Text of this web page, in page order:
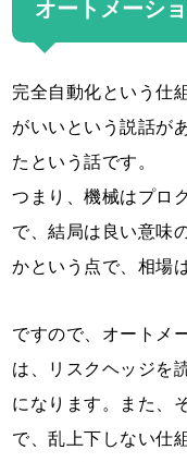
オートメーシ
完全自動化という仕
がいいという説話が
たという話です。
つまり、機械はプロ
で、結局は良い意味
かという点で、相場
ですので、オートメ
は、リスクヘッジを
になります。また、
で、乱上下しない仕